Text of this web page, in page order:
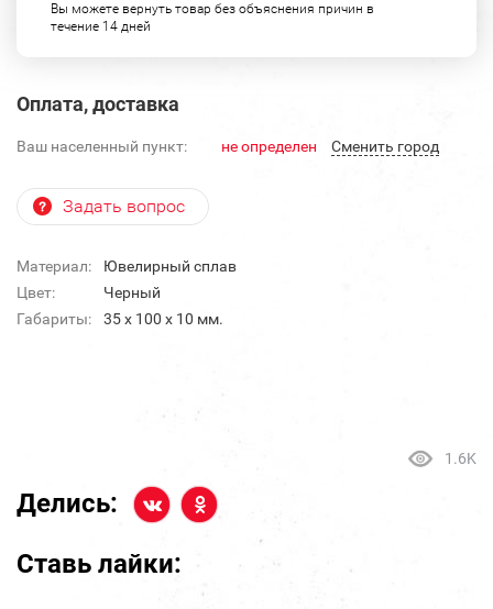
Вы можете вернуть товар без объяснения причин в
течение 14 дней
Оплата, доставка
Ваш населенный пункт: не определен Cменить город
Задать вопрос
Материал:
Ювелирный сплав
Цвет:
Черный
Габариты:
35 x 100 х 10 мм.
1.6K
Делись:
Ставь лайки: